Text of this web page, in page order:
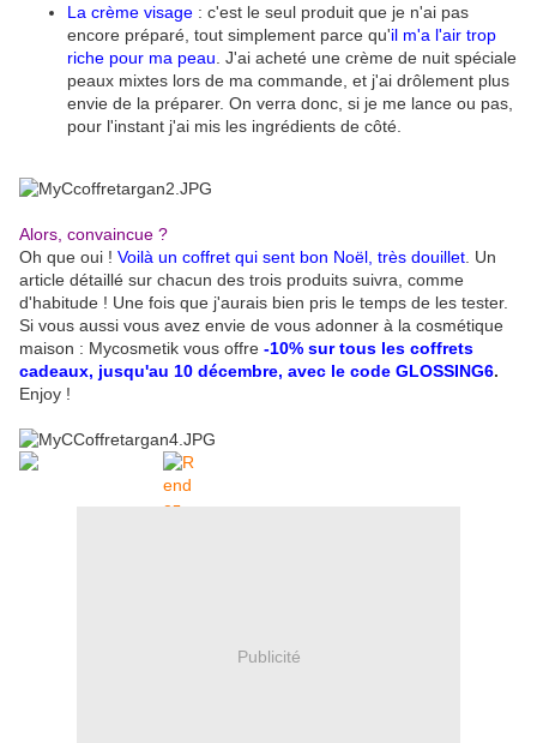
La crème visage : c'est le seul produit que je n'ai pas
encore préparé, tout simplement parce qu'il m'a l'air trop
riche pour ma peau . J'ai acheté une crème de nuit spéciale
peaux mixtes lors de ma commande, et j'ai drôlement plus
envie de la préparer. On verra donc, si je me lance ou pas,
pour l'instant j'ai mis les ingrédients de côté.
Alors, convaincue ?
Oh que oui ! Voilà un coffret qui sent bon Noël, très douillet . Un
article détaillé sur chacun des trois produits suivra, comme
d'habitude ! Une fois que j'aurais bien pris le temps de les tester.
Si vous aussi vous avez envie de vous adonner à la cosmétique
maison : Mycosmetik vous offre -10% sur tous les coffrets
cadeaux, jusqu'au 10 décembre, avec le code GLOSSING6.
Enjoy !
Publicité